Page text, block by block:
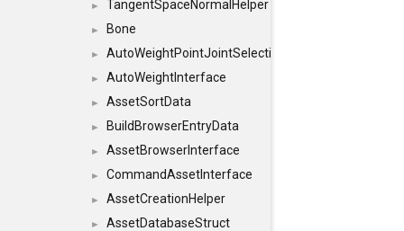
► TangentSpaceNormalHelper
► Bone
► AutoWeightPointJointSelections
► AutoWeightInterface
► AssetSortData
► BuildBrowserEntryData
► AssetBrowserInterface
► CommandAssetInterface
► AssetCreationHelper
► AssetDatabaseStruct